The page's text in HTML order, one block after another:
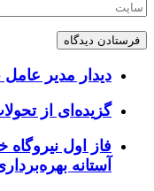
دیدار مدیر عامل
گزیده‌ای از
فاز اول نیروگاه
آستانه